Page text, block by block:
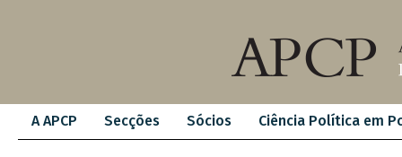
A APCP Secções Sócios Ciência Política em